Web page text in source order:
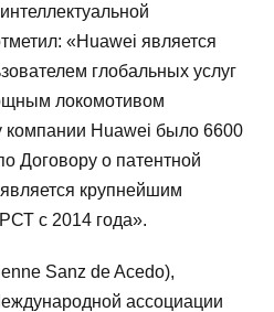
«Huawei является
глобальных услуг
локомотивом
компании Huawei было 6600
Договору о патентной
крупнейшим
с 2014 года».
Sanz de Acedo),
ассоциации